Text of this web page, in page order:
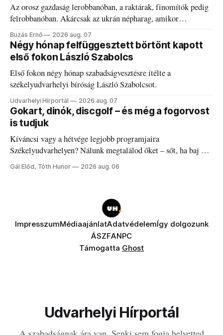
Az orosz gazdaság lerobbanóban, a raktárak, finomítók pedig
felrobbanóban. Akárcsak az ukrán népharag, amikor
elégedetlen vezetőivel.
Buzás Ernő 2026 aug. 07
Négy hónap felfüggesztett börtönt kapott
első fokon László Szabolcs
Első fokon négy hónap szabadságvesztésre ítélte a
székelyudvarhelyi bíróság László Szabolcsot.
Udvarhelyi Hírportál 2026 aug. 07
Gokart, dinók, discgolf – és még a fogorvost
is tudjuk
Kíváncsi vagy a hétvége legjobb programjaira
Székelyudvarhelyen? Nálunk megtalálod őket – sőt, ha baj van
a fogaddal, a fogorvosi ügyeletet is!
Gál Előd, Tóth Hunor 2026 aug. 06
ImpresszumMédiaajánlatAdatvédelemÍgy dolgozunk
ÁSZFANPC
Támogatta Ghost
Udvarhelyi Hírportál